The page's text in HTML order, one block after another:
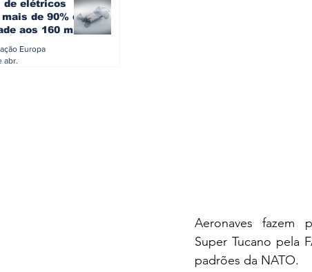
de elétricos
de 90% da
aos 160 mil
Europa
abr.
Aeronaves
Super Tucano pela
padrões da NATO.